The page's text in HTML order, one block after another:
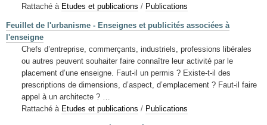
Rattaché à Etudes et publications / Publications
Feuillet de l'urbanisme - Enseignes et publicités associées à
l'enseigne
Chefs d’entreprise, commerçants, industriels, professions libérales
ou autres peuvent souhaiter faire connaître leur activité par le
placement d’une enseigne. Faut-il un permis ? Existe-t-il des
prescriptions de dimensions, d’aspect, d’emplacement ? Faut-il faire
appel à un architecte ? …
Rattaché à Etudes et publications / Publications